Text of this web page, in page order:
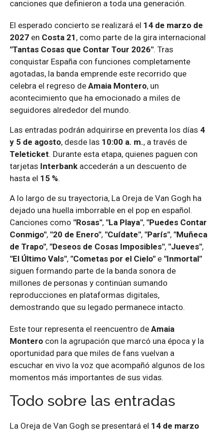
canciones que definieron a toda una generación.
El esperado concierto se realizará el 14 de marzo de
2027 en Costa 21 , como parte de la gira internacional
"Tantas Cosas que Contar Tour 2026". Tras
conquistar España con funciones completamente
agotadas, la banda emprende este recorrido que
celebra el regreso de Amaia Montero, un
acontecimiento que ha emocionado a miles de
seguidores alrededor del mundo.
Las entradas podrán adquirirse en preventa los días 4
y 5 de agosto, desde las 10:00 a. m., a través de
Teleticket. Durante esta etapa, quienes paguen con
tarjetas Interbank accederán a un descuento de
hasta el 15 %.
A lo largo de su trayectoria, La Oreja de Van Gogh ha
dejado una huella imborrable en el pop en español.
Canciones como "Rosas", "La Playa", "Puedes Contar
Conmigo", "20 de Enero", "Cuídate", "París", "Muñeca
de Trapo", "Deseos de Cosas Imposibles", "Jueves",
"El Último Vals", "Cometas por el Cielo" e "Inmortal"
siguen formando parte de la banda sonora de
millones de personas y continúan sumando
reproducciones en plataformas digitales,
demostrando que su legado permanece intacto.
Este tour representa el reencuentro de Amaia
Montero con la agrupación que marcó una época y la
oportunidad para que miles de fans vuelvan a
escuchar en vivo la voz que acompañó algunos de los
momentos más importantes de sus vidas.
Todo sobre las entradas
La Oreja de Van Gogh se presentará el 14 de marzo